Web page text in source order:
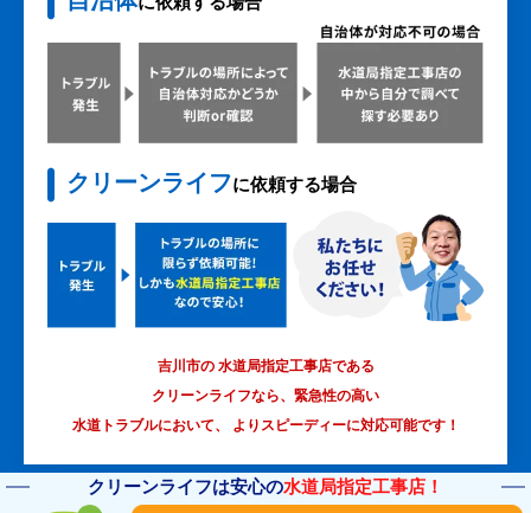
クリーンライフに依頼する場合
吉川市の 水道局指定工事店である
クリーンライフなら、緊急性の高い
水道トラブルにおいて、
よりスピーディーに対応可能です！
クリーンライフは安心の水道局指定工事店！